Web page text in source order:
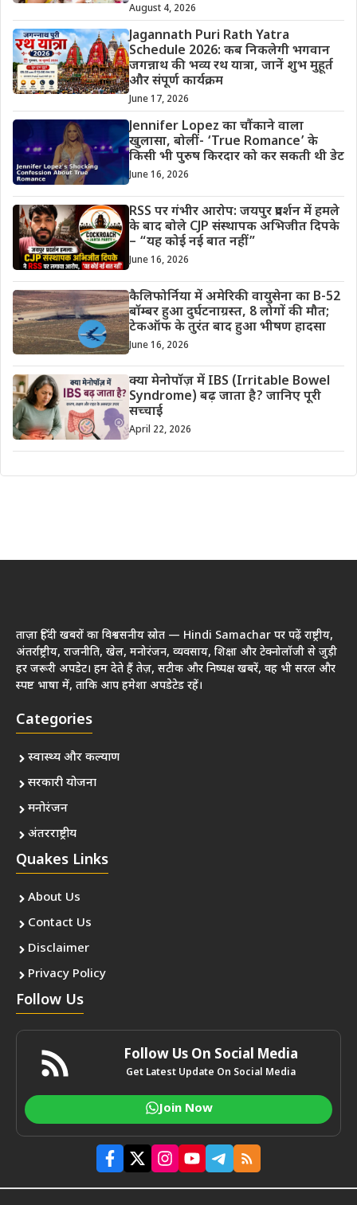
August 4, 2026
Jagannath Puri Rath Yatra
Schedule 2026: कब निकलेगी भगवान
जगन्नाथ की भव्य रथ यात्रा, जानें शुभ मुहूर्त
और संपूर्ण कार्यक्रम
June 17, 2026
Jennifer Lopez का चौंकाने वाला
खुलासा, बोलीं- ‘True Romance’ के
किसी भी पुरुष किरदार को कर सकती थी डेट
June 16, 2026
RSS पर गंभीर आरोप: जयपुर प्रदर्शन में हमले
के बाद बोले CJP संस्थापक अभिजीत दिपके
– “यह कोई नई बात नहीं”
June 16, 2026
कैलिफोर्निया में अमेरिकी वायुसेना का B-52
बॉम्बर हुआ दुर्घटनाग्रस्त, 8 लोगों की मौत;
टेकऑफ के तुरंत बाद हुआ भीषण हादसा
June 16, 2026
क्या मेनोपॉज़ में IBS (Irritable Bowel
Syndrome) बढ़ जाता है? जानिए पूरी
सच्चाई
April 22, 2026
ताज़ा हिंदी खबरों का विश्वसनीय स्रोत — Hindi Samachar पर पढ़ें राष्ट्रीय,
अंतर्राष्ट्रीय, राजनीति, खेल, मनोरंजन, व्यवसाय, शिक्षा और टेक्नोलॉजी से जुड़ी
हर जरूरी अपडेट। हम देते हैं तेज़, सटीक और निष्पक्ष खबरें, वह भी सरल और
स्पष्ट भाषा में, ताकि आप हमेशा अपडेटेड रहें।
Categories
स्वास्थ्य और कल्याण
सरकारी योजना
मनोरंजन
अंतरराष्ट्रीय
Quakes Links
About Us
Contact Us
Disclaimer
Privacy Policy
Follow Us
Follow Us On Social Media
Get Latest Update On Social Media
Join Now